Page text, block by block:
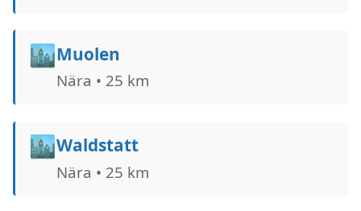
🏙️Muolen
Nära • 25 km
🏙️Waldstatt
Nära • 25 km